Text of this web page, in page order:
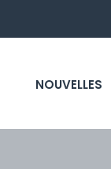
NOUVELLES